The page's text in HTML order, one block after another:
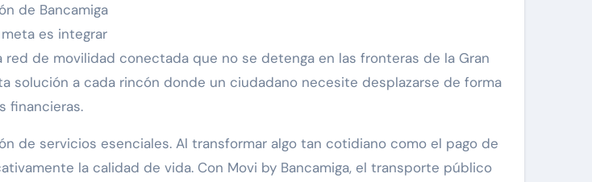
de Bancamiga
es integrar
de movilidad conectada que no se detenga en las fronteras de la Gran
solución a cada rincón donde un ciudadano necesite desplazarse de forma
financieras.
de servicios esenciales. Al transformar algo tan cotidiano como el pago de
la calidad de vida. Con Movi by Bancamiga, el transporte público